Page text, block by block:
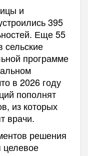
и
395
Еще 55
программе
в 2026 году
пополнят
из которых
врачи.
решения
целевое